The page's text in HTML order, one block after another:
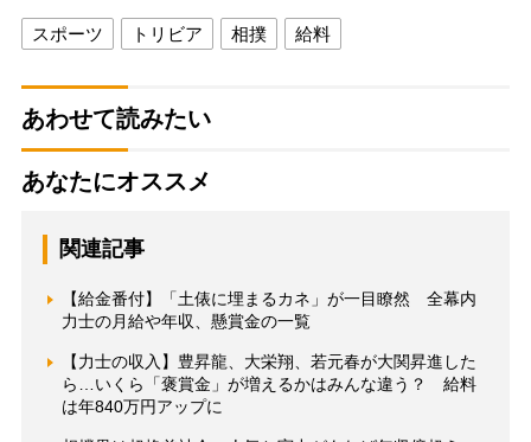
スポーツ トリビア 相撲 給料
あわせて読みたい
あなたにオススメ
関連記事
【給金番付】「土俵に埋まるカネ」が一目瞭然 全幕内
力士の月給や年収、懸賞金の一覧
【力士の収入】豊昇龍、大栄翔、若元春が大関昇進した
ら…いくら「褒賞金」が増えるかはみんな違う？ 給料
は年840万円アップに